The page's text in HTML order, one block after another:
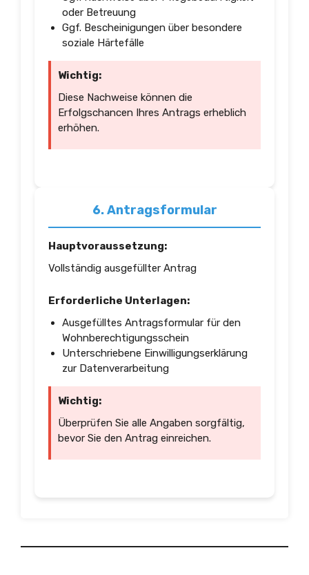
oder Betreuung
Ggf. Bescheinigungen über besondere
soziale Härtefälle
Wichtig:
Diese Nachweise können die
Erfolgschancen Ihres Antrags erheblich
erhöhen.
6. Antragsformular
Hauptvoraussetzung:
Vollständig ausgefüllter Antrag
Erforderliche Unterlagen:
Ausgefülltes Antragsformular für den
Wohnberechtigungsschein
Unterschriebene Einwilligungserklärung
zur Datenverarbeitung
Wichtig:
Überprüfen Sie alle Angaben sorgfältig,
bevor Sie den Antrag einreichen.